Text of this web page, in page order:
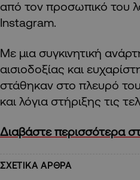
από τον προσωπικό του
Instagram.
Με μια συγκινητική
αισιοδοξίας και
στάθηκαν στο πλευρό
και λόγια στήριξης τις
Διαβάστε περισσότερα
ΣΧΕΤΙΚΑ ΑΡΘΡΑ